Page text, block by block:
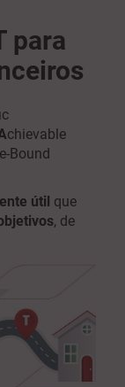
para
chievable
Bound
útil que
, de